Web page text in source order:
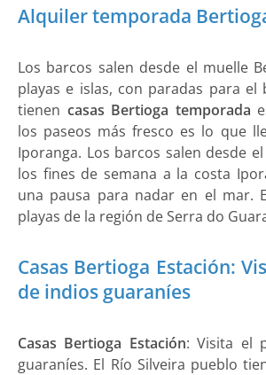
Alquiler temporada
Los barcos salen desde el muelle
playas e islas, con paradas para
tienen casas Bertioga temporada
los paseos más fresco es lo que
Iporanga. Los barcos salen desde
los fines de semana a la costa
una pausa para nadar en el mar.
playas de la región de Serra do
Casas Bertioga Estación:
de indios guaraníes
Casas Bertioga Estación: Visita el
guaraníes. El Río Silveira pueblo